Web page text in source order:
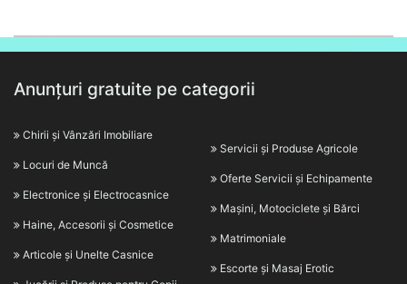
Anunțuri gratuite pe categorii
Chirii și Vânzări Imobiliare
Locuri de Muncă
Electronice și Electrocasnice
Haine, Accesorii și Cosmetice
Articole și Unelte Casnice
Servicii și Produse Agricole
Oferte Servicii și Echipamente
Mașini, Motociclete și Bărci
Matrimoniale
Escorte și Masaj Erotic